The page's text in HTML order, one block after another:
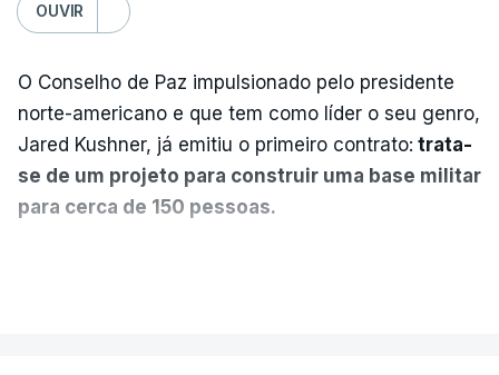
OUVIR
O Conselho de Paz impulsionado pelo presidente
norte-americano e que tem como líder o seu genro,
Jared Kushner, já emitiu o primeiro contrato: trata-
se de um projeto para construir uma base militar
para cerca de 150 pessoas.